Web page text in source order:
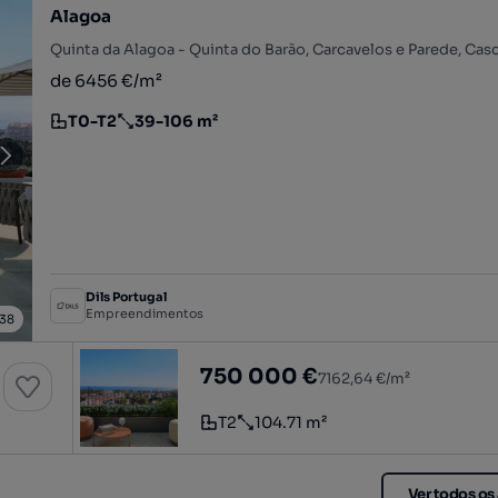
38
Alagoa
Quinta da Alagoa - Quinta do Barão, Carcavelos e Parede,
de 6456 €/m²
Tipologia
T0-T2
Preço por metro quadrado
39-106 m²
Dils Portugal
Empreendimentos
em Carcavelos Apartamento T2 com varanda em
750 000 €7162,64 €/m²
Tipologia
T2
Preço por metro quadrado
104.71 m²
Ver todos